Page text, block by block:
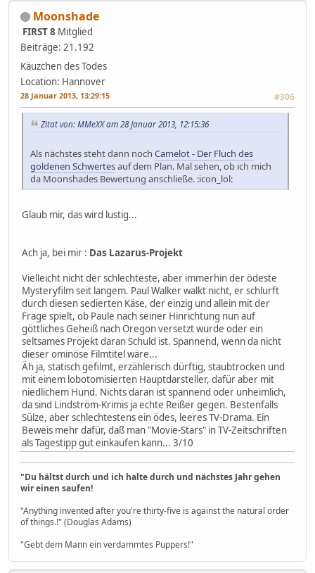
Moonshade
FIRST 8 Mitglied
Beiträge: 21.192
Käuzchen des Todes
Location: Hannover
28 Januar 2013, 13:29:15 #306
Zitat von: MMeXX am 28 Januar 2013, 12:15:36
Als nächstes steht dann noch Camelot - Der Fluch des
goldenen Schwertesauf dem Plan. Mal sehen, ob ich mich
da Moonshades Bewertung anschließe. :icon_lol:
Glaub mir, das wird lustig...
Ach ja, bei mir : Das Lazarus-Projekt
Vielleicht nicht der schlechteste, aber immerhin der ödeste
Mysteryfilm seit langem. Paul Walker walkt nicht, er schlurft
durch diesen sedierten Käse, der einzig und allein mit der
Frage spielt, ob Paule nach seiner Hinrichtung nun auf
göttliches Geheiß nach Oregon versetzt wurde oder ein
seltsames Projekt daran Schuld ist. Spannend, wenn da nicht
dieser ominöse Filmtitel wäre...
Äh ja, statisch gefilmt, erzählerisch dürftig, staubtrocken und
mit einem lobotomisierten Hauptdarsteller, dafür aber mit
niedlichem Hund. Nichts daran ist spannend oder unheimlich,
da sind Lindström-Krimis ja echte Reißer gegen. Bestenfalls
Sülze, aber schlechtestens ein ödes, leeres TV-Drama. Ein
Beweis mehr dafür, daß man "Movie-Stars" in TV-Zeitschriften
als Tagestipp gut einkaufen kann... 3/10
"Du hältst durch und ich halte durch und nächstes Jahr gehen
wir einen saufen!
"Anything invented after you're thirty-five is against the natural order
of things.!" (Douglas Adams)
"Gebt dem Mann ein verdammtes Puppers!"